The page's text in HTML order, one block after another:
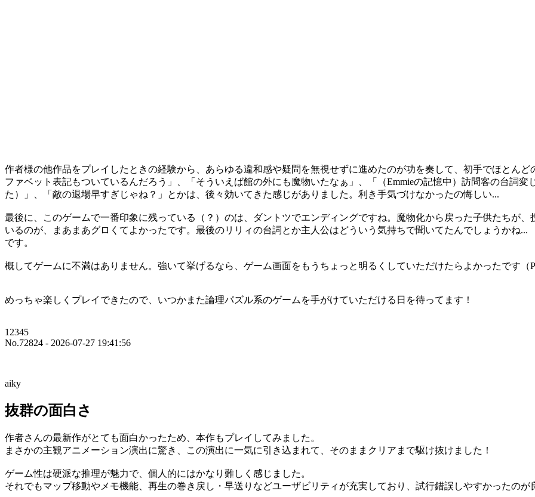
作者様の他作品をプレイしたときの経験から、あらゆる違和感や疑問を無視せずに進めたのが功を奏して、初手でほとん
ファベット表記もついているんだろう」、「そういえば館の外にも魔物いたなぁ」、「（Emmieの記憶中）訪問客の台詞
た）」、「敵の退場早すぎじゃね？」とかは、後々効いてきた感じがありました。利き手気づけなかったの悔しい...
最後に、このゲームで一番印象に残っている（？）のは、ダントツでエンディングですね。魔物化から戻った子供たちが
いるのが、まあまあグロくてよかったです。最後のリリィの台詞とか主人公はどういう気持ちで聞いてたんでしょうかね
です。
概してゲームに不満はありません。強いて挙げるなら、ゲーム画面をもうちょっと明るくしていただけたらよかったです（
めっちゃ楽しくプレイできたので、いつかまた論理パズル系のゲームを手がけていただける日を待ってます！
12345
No.72824 - 2026-07-27 19:41:56
aiky
抜群の面白さ
作者さんの最新作がとても面白かったため、本作もプレイしてみました。
まさかの主観アニメーション演出に驚き、この演出に一気に引き込まれて、そのままクリアまで駆け抜けました！
ゲーム性は硬派な推理が魅力で、個人的にはかなり難しく感じました。
それでもマップ移動やメモ機能、再生の巻き戻し・早送りなどユーザビリティが充実しており、試行錯誤しやすかったのが